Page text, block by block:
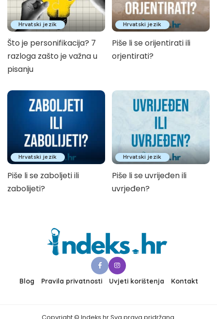
Hrvatski jezik
Što je personifikacija? 7
razloga zašto je važna u
pisanju
Hrvatski jezik
Piše li se orijentirati ili
orjentirati?
Hrvatski jezik
Piše li se zaboljeti ili
zabolijeti?
Hrvatski jezik
Piše li se uvrijeđen ili
uvrjeđen?
Blog Pravila privatnosti Uvjeti korištenja Kontakt
Copyright © Indeks.hr Sva prava pridržana.